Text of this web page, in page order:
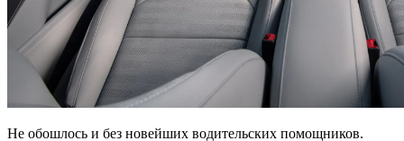
Не обошлось и без новейших водительских помощников.